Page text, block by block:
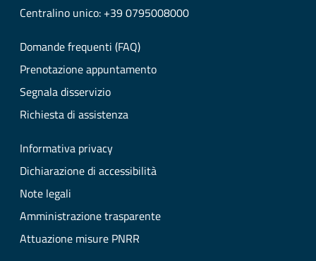
Centralino unico: +39 0795008000
Domande frequenti (FAQ)
Prenotazione appuntamento
Segnala disservizio
Richiesta di assistenza
Informativa privacy
Dichiarazione di accessibilità
Note legali
Amministrazione trasparente
Attuazione misure PNRR